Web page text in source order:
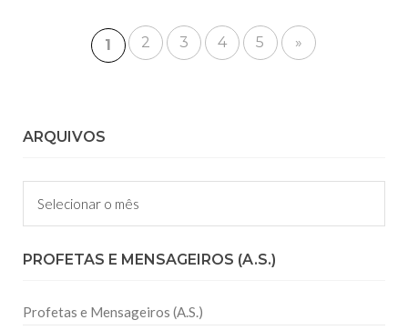
1 2 3 4 5 »
ARQUIVOS
Arquivos
PROFETAS E MENSAGEIROS (A.S.)
Profetas e Mensageiros (A.S.)